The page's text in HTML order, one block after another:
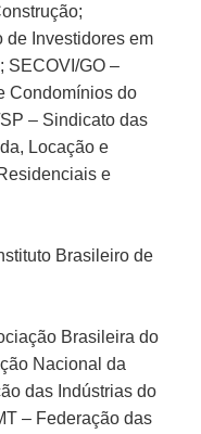
de Investidores em
SECOVI/GO –
Condomínios do
– Sindicato das
Locação e
e
Brasileiro de
Brasileira do
Nacional da
das Indústrias do
– Federação das